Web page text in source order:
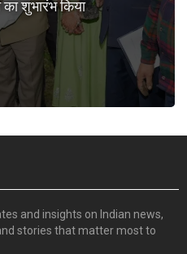
शुभारंभ किया
and insights on Indian news,
stories that matter most to